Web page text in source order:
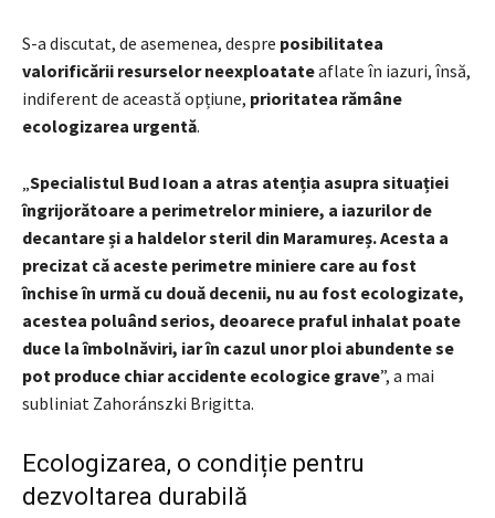
S-a discutat, de asemenea, despre posibilitatea
valorificării resurselor neexploatateaflate în iazuri, însă,
indiferent de această opțiune, prioritatea rămâne
ecologizarea urgentă.
„Specialistul Bud Ioan a atras atenția asupra situației
îngrijorătoare a perimetrelor miniere, a iazurilor de
decantare și a haldelor steril din Maramureș. Acesta a
precizat că aceste perimetre miniere care au fost
închise în urmă cu două decenii, nu au fost ecologizate,
acestea poluând serios, deoarece praful inhalat poate
duce la îmbolnăviri, iar în cazul unor ploi abundente se
pot produce chiar accidente ecologice grave”, a mai
subliniat Zahoránszki Brigitta.
Ecologizarea, o condiție pentru
dezvoltarea durabilă